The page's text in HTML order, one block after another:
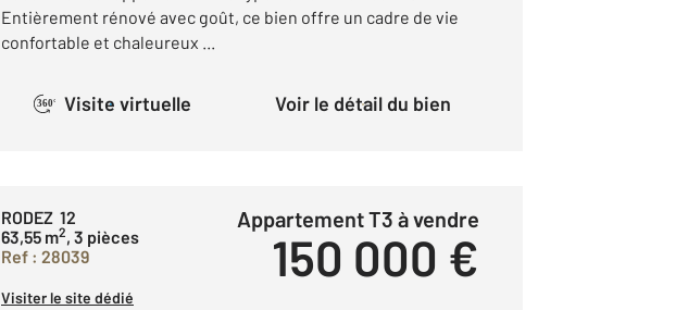
Entièrement rénové avec goût, ce bien offre un cadre de vie
confortable et chaleureux ...
360° Visite virtuelle Voir le détail du bien
RODEZ 12
63,55 m2, 3 pièces
Ref : 28039
Appartement T3 à vendre
150 000 €
Visiter le site dédié